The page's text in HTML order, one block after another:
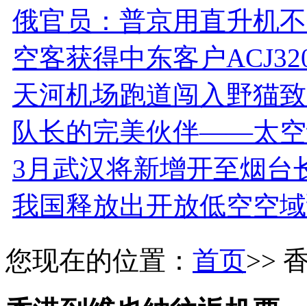
俄官员：普京用直升机
空客获得中东客户
天河机场跑道闯入野猫
队长的完美伙伴——太
3月武汉将新增开至烟台
我国释放出开放低空空
您现在的位置： 首页>>